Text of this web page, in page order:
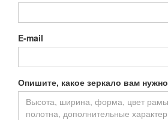
E-mail
Опишите, какое зеркало вам нужно